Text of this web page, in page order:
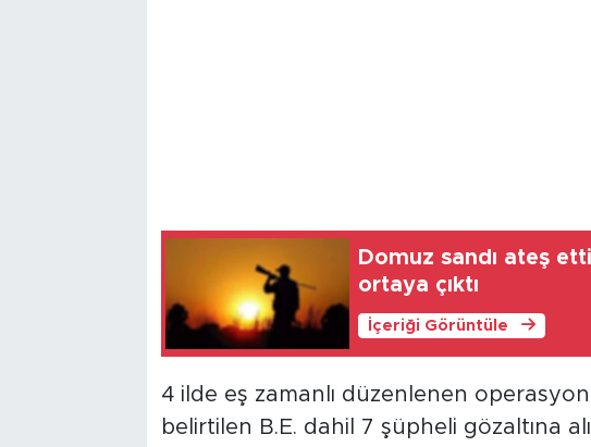
Domuz sandı ateş
ortaya çıktı
İçeriği Görüntüle
4 ilde eş zamanlı düzenlenen
belirtilen B.E. dahil 7 şüpheli gözaltına